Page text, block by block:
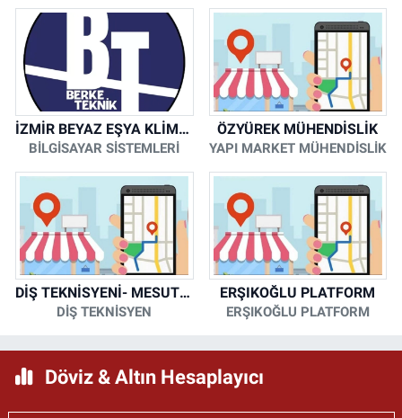
İZMİR BEYAZ EŞYA KLİMA KOMBİ SERVİSİ
BİLGİSAYAR SİSTEMLERİ
ÖZYÜREK MÜHENDİSLİK
YAPI MARKET MÜHENDİSLİK
DİŞ TEKNİSYENİ- MESUT KORKMAZ
DİŞ TEKNİSYEN
ERŞIKOĞLU PLATFORM
ERŞIKOĞLU PLATFORM
Döviz & Altın Hesaplayıcı